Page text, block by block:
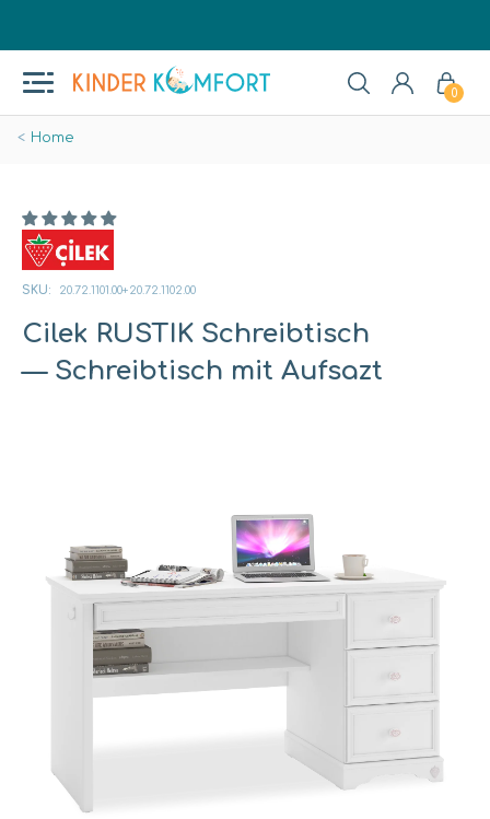
0
Home
Cilek RUSTIK Schreibtisch
— Schreibtisch mit Aufsazt
SKU: 20.72.1101.00+20.72.1102.00